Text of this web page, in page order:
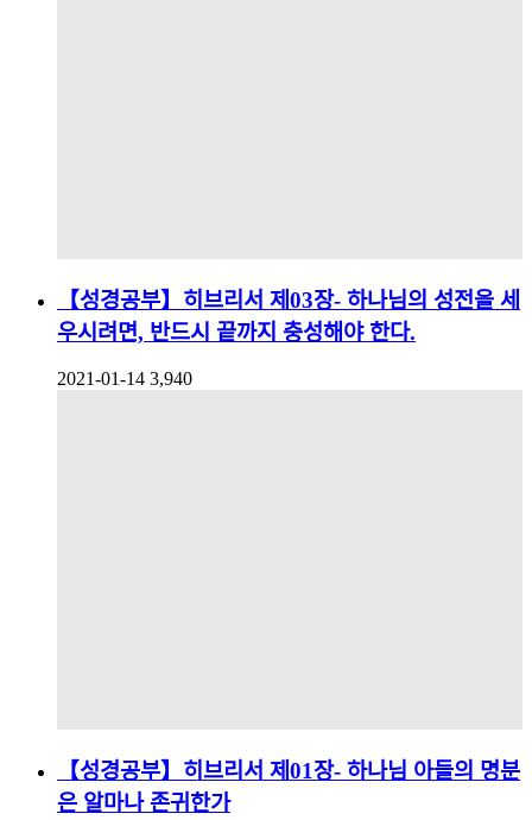
【성경공부】히브리서 제03장- 하나님의 성전을 세
우시려면, 반드시 끝까지 충성해야 한다.
2021-01-14 3,940
【성경공부】히브리서 제01장- 하나님 아들의 명분
은 알마나 존귀한가